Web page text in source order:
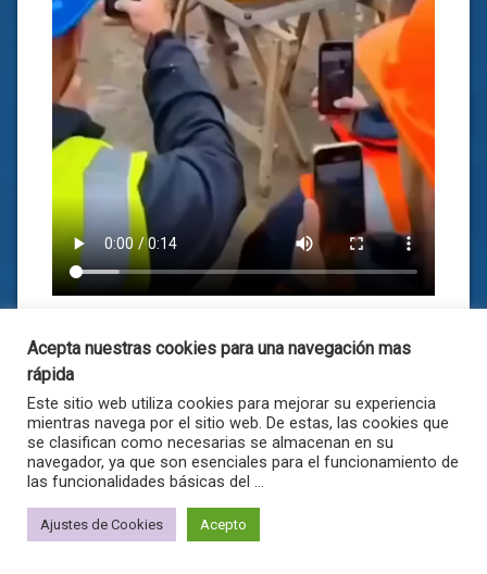
12 veces visto
Total de puntos: 0
0
-4
Acepta nuestras cookies para una navegación mas
rápida
Este sitio web utiliza cookies para mejorar su experiencia
mientras navega por el sitio web. De estas, las cookies que
se clasifican como necesarias se almacenan en su
navegador, ya que son esenciales para el funcionamiento de
las funcionalidades básicas del ...
Ajustes de Cookies Acepto